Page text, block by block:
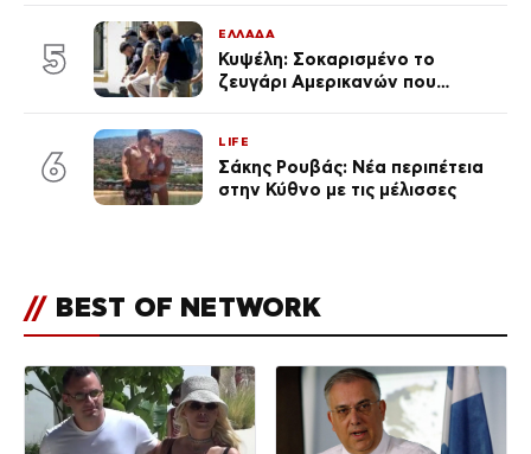
5
ΕΛΛΑΔΑ
Κυψέλη: Σοκαρισμένο το
ζευγάρι Αμερικανών που
6
LIFE
Σάκης Ρουβάς: Νέα περιπέτεια
στην Κύθνο με τις μέλισσες
// BEST OF NETWORK